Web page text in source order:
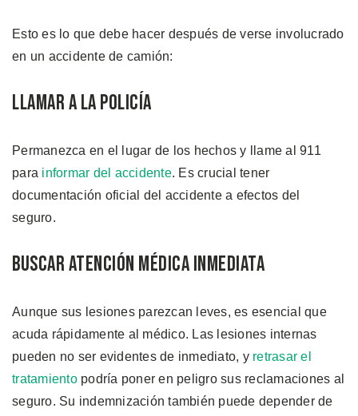
Esto es lo que debe hacer después de verse involucrado
en un accidente de camión:
Llamar a la Policía
Permanezca en el lugar de los hechos y llame al 911
para informar del accidente. Es crucial tener
documentación oficial del accidente a efectos del
seguro.
Buscar Atención Médica Inmediata
Aunque sus lesiones parezcan leves, es esencial que
acuda rápidamente al médico. Las lesiones internas
pueden no ser evidentes de inmediato, y retrasar el
tratamientopodría poner en peligro sus reclamaciones al
seguro. Su indemnización también puede depender de